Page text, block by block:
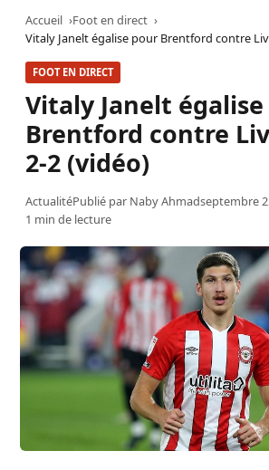
Accueil
Foot en direct
Vitaly Janelt égalise pour Brentford contre
FOOT EN DIRECT
Vitaly Janelt
Brentford contre
2-2 (vidéo)
ActualitéPublié par Naby Ahmadseptembre
1 min de lecture